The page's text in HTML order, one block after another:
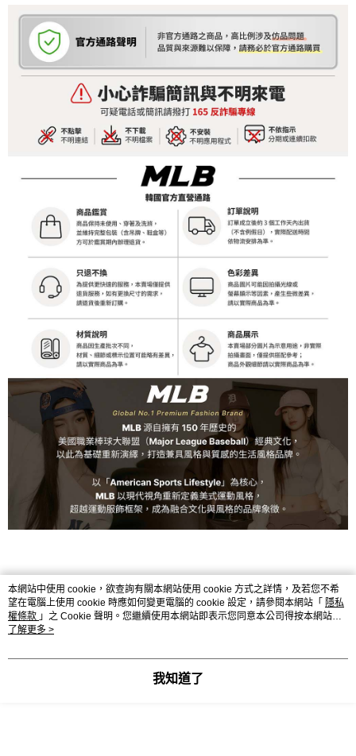
顯示電腦版詳細說明
商品規格
本網站中使用 cookie，欲查詢有關本網站使用 cookie 方式之詳情，及若您不希
望在電腦上使用 cookie 時應如何變更電腦的 cookie 設定，請參閱本網站「 隱私
權條款 」之 Cookie 聲明。您繼續使用本網站即表示您同意本公司得按本網站使
用條款之 Cookie 聲明使用 cookie。
了解更多 >
我知道了